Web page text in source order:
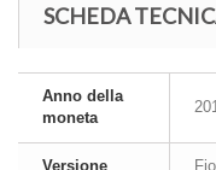
SCHEDA
Anno della
moneta
Versione